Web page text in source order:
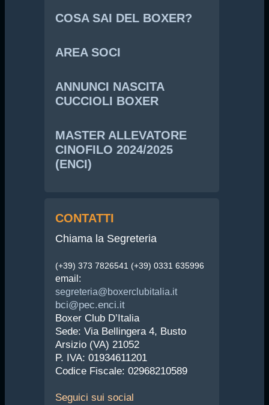
COSA SAI DEL BOXER?
AREA SOCI
ANNUNCI NASCITA
CUCCIOLI BOXER
MASTER ALLEVATORE
CINOFILO 2024/2025
(ENCI)
CONTATTI
Chiama la Segreteria
(+39) 373 7826541 (+39) 0331 635996
email:
segreteria@boxerclubitalia.it
bci@pec.enci.it
Boxer Club D’Italia
Sede: Via Bellingera 4, Busto
Arsizio (VA) 21052
P. IVA: 01934611201
Codice Fiscale: 02968210589
Seguici sui social